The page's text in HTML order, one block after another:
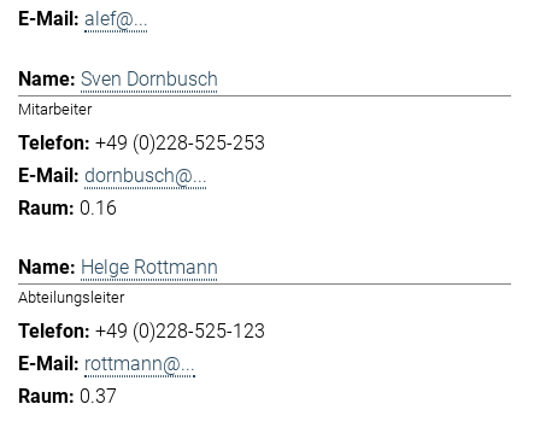
alef@...
Sven Dornbusch
Mitarbeiter
+49 (0)228-525-253
dornbusch@...
0.16
Helge Rottmann
Abteilungsleiter
+49 (0)228-525-123
rottmann@...
0.37